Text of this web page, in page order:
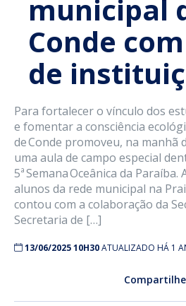
municipal
Conde
de
Para fortalecer o vínculo dos
e fomentar a consciência
de Conde promoveu, na manhã
uma aula de campo especial
5ª Semana Oceânica da
alunos da rede municipal na
contou com a colaboração da
Secretaria de […]
13/06/2025 10H30ATUALIZADO HÁ 1